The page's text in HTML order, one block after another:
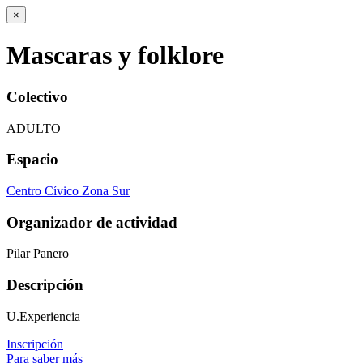
×
Mascaras y folklore
Colectivo
ADULTO
Espacio
Centro Cívico Zona Sur
Organizador de actividad
Pilar Panero
Descripción
U.Experiencia
Inscripción
Para saber más